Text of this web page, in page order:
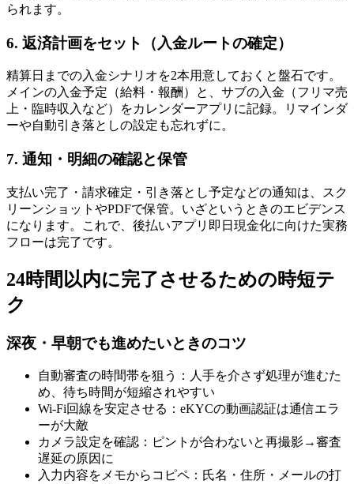
られます。
6. 返済計画をセット（入金ルートの確定）
精算日までの入金シナリオを2本用意しておくと盤石です。
メインの入金予定（給料・報酬）と、サブの入金（フリマ売
上・臨時収入など）をカレンダーアプリに記録。リマインダ
ーや自動引き落としの設定も忘れずに。
7. 通知・明細の確認と保管
支払い完了・請求確定・引き落とし予定などの通知は、スク
リーンショットやPDFで保管。いざというときのエビデンス
になります。これで、後払いアプリ即日現金化に向けた実務
フローは完了です。
24時間以内に完了させるための時短テ
ク
深夜・早朝でも進めたいときのコツ
自動審査の時間帯を狙う：人手を介さず処理が進むた
め、待ち時間が短縮されやすい
Wi-Fi回線を安定させる：eKYCの動画認証は通信エラ
ーが大敵
カメラ設定を確認：ピントが合わないと再撮影→審査
遅延の原因に
入力内容をメモからコピペ：氏名・住所・メールの打